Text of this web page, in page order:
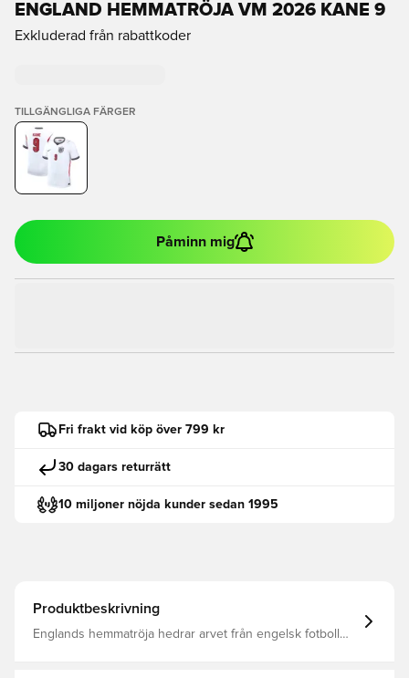
ENGLAND HEMMATRÖJA VM 2026 KANE 9
Exkluderad från rabattkoder
TILLGÄNGLIGA FÄRGER
Påminn mig
Fri frakt vid köp över 799 kr
30 dagars returrätt
10 miljoner nöjda kunder sedan 1995
Produktbeskrivning
Englands hemmatröja hedrar arvet från engelsk fotboll